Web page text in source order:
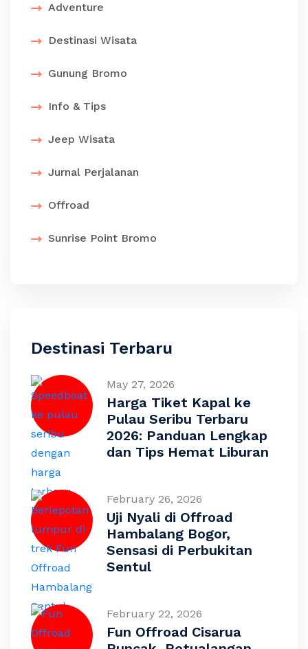
Adventure
Destinasi Wisata
Gunung Bromo
Info & Tips
Jeep Wisata
Jurnal Perjalanan
Offroad
Sunrise Point Bromo
Destinasi Terbaru
May 27, 2026
Harga Tiket Kapal ke
Pulau Seribu Terbaru
2026: Panduan Lengkap
dan Tips Hemat Liburan
February 26, 2026
Uji Nyali di Offroad
Hambalang Bogor,
Sensasi di Perbukitan
Sentul
February 22, 2026
Fun Offroad Cisarua